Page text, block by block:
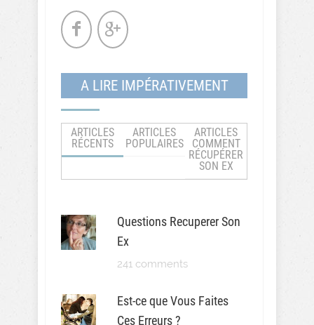
A LIRE IMPÉRATIVEMENT
ARTICLES
RÉCENTS
ARTICLES
POPULAIRES
ARTICLES
COMMENT
RÉCUPÉRER
SON EX
Questions Recuperer Son
Ex
241 comments
Est-ce que Vous Faites
Ces Erreurs ?